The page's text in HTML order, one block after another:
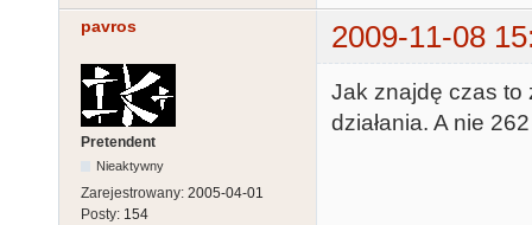
pavros 2009-11-08
Pretendent
Nieaktywny
Zarejestrowany: 2005-04-01
Posty: 154
Jak znajdę czas to
działania. A nie